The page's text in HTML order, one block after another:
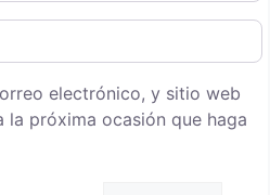
electrónico, y sitio web
la próxima ocasión que haga